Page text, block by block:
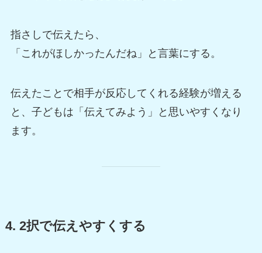
指さしで伝えたら、
「これがほしかったんだね」と言葉にする。
伝えたことで相手が反応してくれる経験が増える
と、子どもは「伝えてみよう」と思いやすくなり
ます。
4. 2択で伝えやすくする